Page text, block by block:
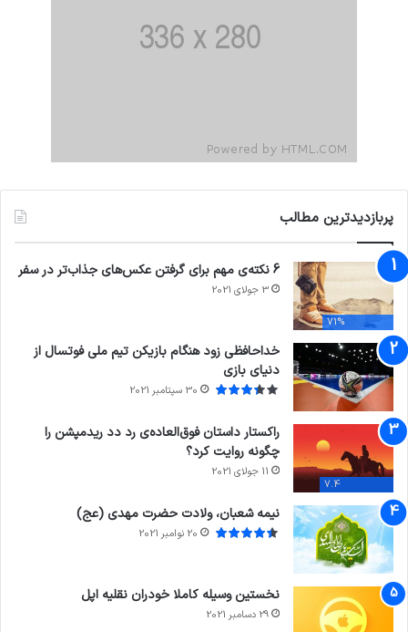
پربازدیدترین مطالب
71%
6 نکته‌ی مهم برای گرفتن عکس‌های جذاب‌تر در سفر
3 جولای 2021
خداحافظی زود هنگام بازیکن تیم ملی فوتسال از
دنیای بازی
30 سپتامبر 2021
7.4
راکستار داستان فوق‌العاده‌ی رد دد ریدمپشن را
چگونه روایت کرد؟
11 جولای 2021
نیمه شعبان، ولادت حضرت مهدی (عج)
20 نوامبر 2021
نخستین وسیله کاملا خودران نقلیه اپل
29 دسامبر 2021